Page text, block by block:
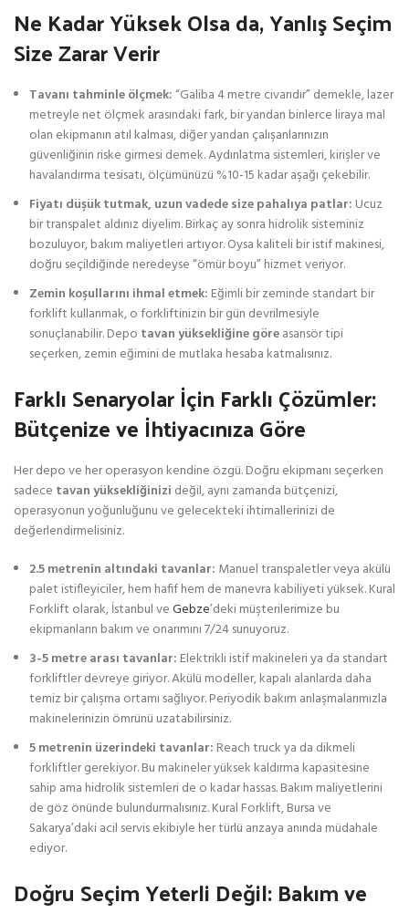
Ne Kadar Yüksek Olsa da, Yanlış Seçim
Size Zarar Verir
Tavanı tahminle ölçmek:“Galiba 4 metre civarıdır” demekle, lazer
metreyle net ölçmek arasındaki fark, bir yandan binlerce liraya mal
olan ekipmanın atıl kalması, diğer yandan çalışanlarınızın
güvenliğinin riske girmesi demek. Aydınlatma sistemleri, kirişler ve
havalandırma tesisatı, ölçümünüzü %10-15 kadar aşağı çekebilir.
Fiyatı düşük tutmak, uzun vadede size pahalıya patlar: Ucuz
bir transpalet aldınız diyelim. Birkaç ay sonra hidrolik sisteminiz
bozuluyor, bakım maliyetleri artıyor. Oysa kaliteli bir istif makinesi,
doğru seçildiğinde neredeyse “ömür boyu” hizmet veriyor.
Zemin koşullarını ihmal etmek: Eğimli bir zeminde standart bir
forklift kullanmak, o forkliftinizin bir gün devrilmesiyle
sonuçlanabilir. Depo tavan yüksekliğine göreasansör tipi
seçerken, zemin eğimini de mutlaka hesaba katmalısınız.
Farklı Senaryolar İçin Farklı Çözümler:
Bütçenize ve İhtiyacınıza Göre
Her depo ve her operasyon kendine özgü. Doğru ekipmanı seçerken
sadece tavan yüksekliğinizi değil, aynı zamanda bütçenizi,
operasyonun yoğunluğunu ve gelecekteki ihtimallerinizi de
değerlendirmelisiniz.
2.5 metrenin altındaki tavanlar: Manuel transpaletler veya akülü
palet istifleyiciler, hem hafif hem de manevra kabiliyeti yüksek. Kural
Forklift olarak, İstanbul veGebze’deki müşterilerimize bu
ekipmanların bakım ve onarımını 7/24 sunuyoruz.
3-5 metre arası tavanlar: Elektrikli istif makineleri ya da standart
forkliftler devreye giriyor. Akülü modeller, kapalı alanlarda daha
temiz bir çalışma ortamı sağlıyor. Periyodik bakım anlaşmalarımızla
makinelerinizin ömrünü uzatabilirsiniz.
5 metrenin üzerindeki tavanlar: Reach truck ya da dikmeli
forkliftler gerekiyor. Bu makineler yüksek kaldırma kapasitesine
sahip ama hidrolik sistemleri de o kadar hassas. Bakım maliyetlerini
de göz önünde bulundurmalısınız. Kural Forklift, Bursa ve
Sakarya’daki acil servis ekibiyle her türlü arızaya anında müdahale
ediyor.
Doğru Seçim Yeterli Değil: Bakım ve